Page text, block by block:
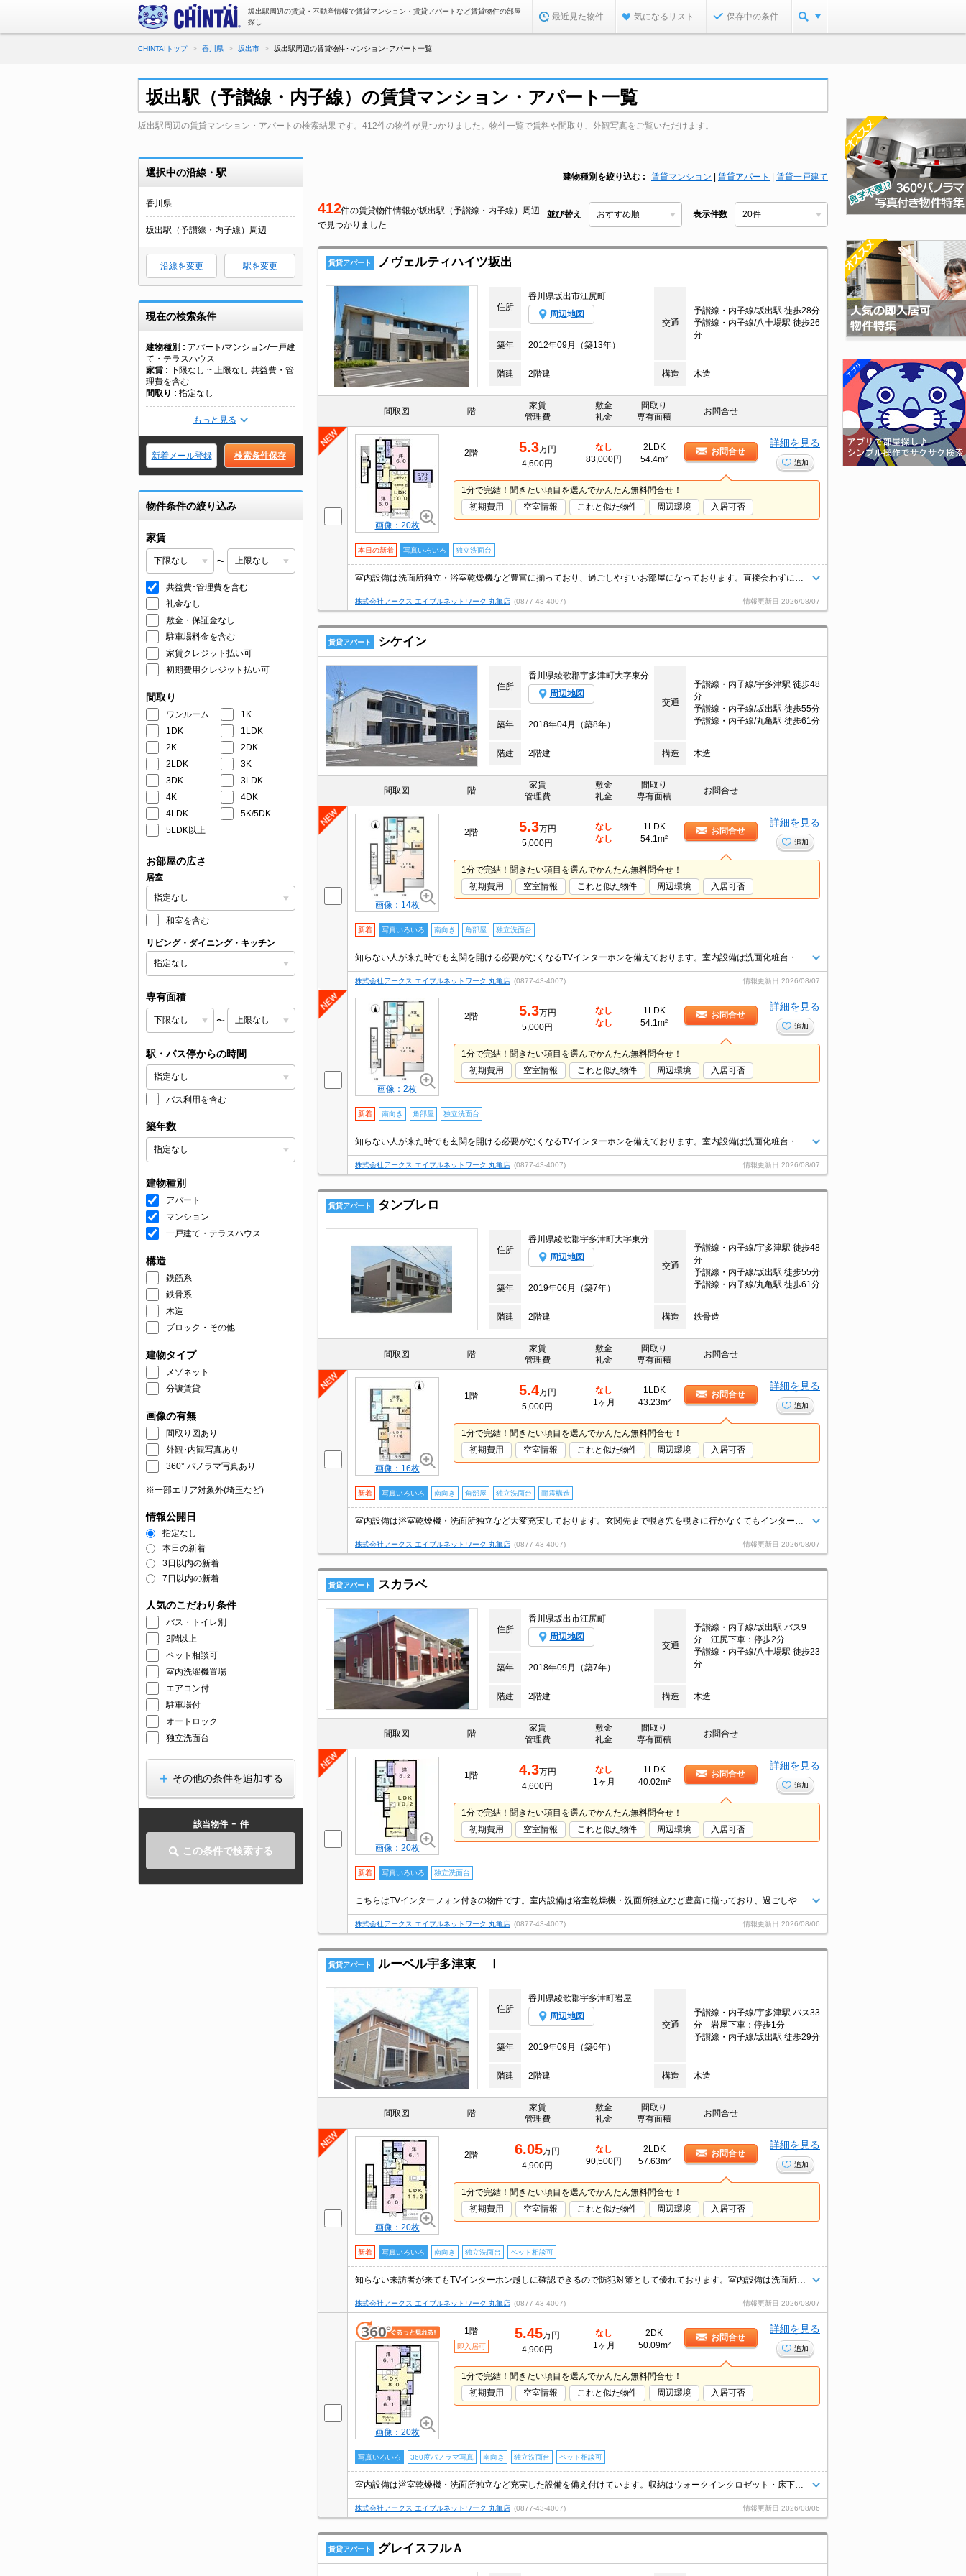
坂出駅周辺の賃貸・不動産情報で賃貸マンション・賃貸アパートなど賃貸物件の部屋
探し
最近見た物件 気になるリスト 保存中の条件
CHINTAIトップ 香川県 坂出市 坂出駅周辺の賃貸物件･マンション･アパート一覧
坂出駅（予讃線・内子線）の賃貸マンション・アパート一覧
坂出駅周辺の賃貸マンション・アパートの検索結果です。412件の物件が見つかりました。物件一覧で賃料や間取り、外観写真をご覧いただけます。
選択中の沿線・駅
香川県
坂出駅（予讃線・内子線）周辺
沿線を変更 駅を変更
現在の検索条件
建物種別
アパート/マンション/一戸建
て・テラスハウス
家賃
下限なし ~ 上限なし 共益費・管
理費を含む
間取り
指定なし
もっと見る
新着メール登録 検索条件保存
物件条件の絞り込み
家賃
〜
共益費･管理費を含む
礼金なし
敷金・保証金なし
駐車場料金を含む
家賃クレジット払い可
初期費用クレジット払い可
間取り
ワンルーム
1K
1DK
1LDK
2K
2DK
2LDK
3K
3DK
3LDK
4K
4DK
4LDK
5K/5DK
5LDK以上
お部屋の広さ
居室
和室を含む
リビング・ダイニング・キッチン
専有面積
〜
駅・バス停からの時間
バス利用を含む
築年数
建物種別
アパート
マンション
一戸建て・テラスハウス
構造
鉄筋系
鉄骨系
木造
ブロック・その他
建物タイプ
メゾネット
分譲賃貸
画像の有無
間取り図あり
外観･内観写真あり
360° パノラマ写真あり
※一部エリア対象外(埼玉など)
情報公開日
指定なし
本日の新着
3日以内の新着
7日以内の新着
人気のこだわり条件
バス・トイレ別
2階以上
ペット相談可
室内洗濯機置場
エアコン付
駐車場付
オートロック
独立洗面台
その他の条件を追加する
該当物件 - 件
この条件で検索する
建物種別を絞り込む 賃貸マンション 賃貸アパート 賃貸一戸建て
412件の賃貸物件情報が坂出駅（予讃線・内子線）周辺
で見つかりました
並び替え 表示件数
賃貸アパート ノヴェルティハイツ坂出
住所
香川県坂出市江尻町
周辺地図
交通
予讃線・内子線/坂出駅 徒歩28分
予讃線・内子線/八十場駅 徒歩26
分
築年
2012年09月（築13年）
階建 2階建 構造 木造
間取図 階
家賃
管理費
敷金
礼金
間取り
専有面積
お問合せ
画像：20枚
2階 5.3万円
4,600円
なし
83,000円
2LDK
54.4m²
お問合せ
詳細を見る
追加
1分で完結！聞きたい項目を選んでかんたん無料問合せ！
初期費用
空室情報 これと似た物件 周辺環境 入居可否
本日の新着 写真いろいろ 独立洗面台
株式会社アークス エイブルネットワーク 丸亀店 (0877-43-4007) 情報更新日 2026/08/07
賃貸アパート シケイン
住所
香川県綾歌郡宇多津町大字東分
周辺地図
交通
予讃線・内子線/宇多津駅 徒歩48
分
予讃線・内子線/坂出駅 徒歩55分
予讃線・内子線/丸亀駅 徒歩61分
築年 2018年04月（築8年）
階建 2階建 構造 木造
間取図 階
家賃
管理費
敷金
礼金
間取り
専有面積
お問合せ
画像：14枚
2階 5.3万円
5,000円
なし
なし
1LDK
54.1m²
お問合せ
詳細を見る
追加
1分で完結！聞きたい項目を選んでかんたん無料問合せ！
初期費用
空室情報 これと似た物件 周辺環境 入居可否
新着 写真いろいろ 南向き 角部屋 独立洗面台
株式会社アークス エイブルネットワーク 丸亀店 (0877-43-4007) 情報更新日 2026/08/07
画像：2枚
2階 5.3万円
5,000円
なし
なし
1LDK
54.1m²
お問合せ
詳細を見る
追加
1分で完結！聞きたい項目を選んでかんたん無料問合せ！
初期費用
空室情報 これと似た物件 周辺環境 入居可否
新着 南向き 角部屋 独立洗面台
株式会社アークス エイブルネットワーク 丸亀店 (0877-43-4007) 情報更新日 2026/08/07
賃貸アパート タンブレロ
住所
香川県綾歌郡宇多津町大字東分
周辺地図
交通
予讃線・内子線/宇多津駅 徒歩48
分
予讃線・内子線/坂出駅 徒歩55分
予讃線・内子線/丸亀駅 徒歩61分
築年 2019年06月（築7年）
階建 2階建 構造 鉄骨造
間取図 階
家賃
管理費
敷金
礼金
間取り
専有面積
お問合せ
画像：16枚
1階 5.4万円
5,000円
なし
1ヶ月
1LDK
43.23m²
お問合せ
詳細を見る
追加
1分で完結！聞きたい項目を選んでかんたん無料問合せ！
初期費用
空室情報 これと似た物件 周辺環境 入居可否
新着 写真いろいろ 南向き 角部屋 独立洗面台 耐震構造
株式会社アークス エイブルネットワーク 丸亀店 (0877-43-4007) 情報更新日 2026/08/07
賃貸アパート スカラベ
住所
香川県坂出市江尻町
周辺地図
交通
予讃線・内子線/坂出駅 バス9
分 江尻下車：停歩2分
予讃線・内子線/八十場駅 徒歩23
分
築年 2018年09月（築7年）
階建 2階建 構造 木造
間取図 階
家賃
管理費
敷金
礼金
間取り
専有面積
お問合せ
画像：20枚
1階 4.3万円
4,600円
なし
1ヶ月
1LDK
40.02m²
お問合せ
詳細を見る
追加
1分で完結！聞きたい項目を選んでかんたん無料問合せ！
初期費用
空室情報 これと似た物件 周辺環境 入居可否
新着 写真いろいろ 独立洗面台
株式会社アークス エイブルネットワーク 丸亀店 (0877-43-4007) 情報更新日 2026/08/06
賃貸アパート ルーベル宇多津東 Ⅰ
住所
香川県綾歌郡宇多津町岩屋
周辺地図
交通
予讃線・内子線/宇多津駅 バス33
分 岩屋下車：停歩1分
予讃線・内子線/坂出駅 徒歩29分
築年
2019年09月（築6年）
階建 2階建 構造 木造
間取図 階
家賃
管理費
敷金
礼金
間取り
専有面積
お問合せ
画像：20枚
2階 6.05万円
4,900円
なし
90,500円
2LDK
57.63m²
お問合せ
詳細を見る
追加
1分で完結！聞きたい項目を選んでかんたん無料問合せ！
初期費用
空室情報 これと似た物件 周辺環境 入居可否
新着 写真いろいろ 南向き 独立洗面台 ペット相談可
株式会社アークス エイブルネットワーク 丸亀店 (0877-43-4007) 情報更新日 2026/08/07
画像：20枚
1階
即入居可
5.45万円
4,900円
なし
1ヶ月
2DK
50.09m²
お問合せ
詳細を見る
追加
1分で完結！聞きたい項目を選んでかんたん無料問合せ！
初期費用
空室情報 これと似た物件 周辺環境 入居可否
写真いろいろ 360度パノラマ写真 南向き 独立洗面台 ペット相談可
株式会社アークス エイブルネットワーク 丸亀店 (0877-43-4007) 情報更新日 2026/08/06
賃貸アパート グレイスフルＡ